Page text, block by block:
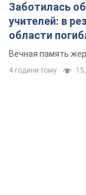
Заботилась
учителей: в
области
муж и внук
Вечная память
4 години тому